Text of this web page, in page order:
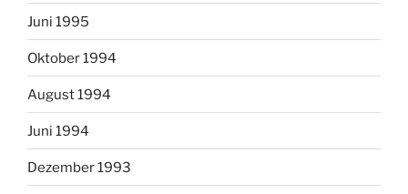
Juni 1995
Oktober 1994
August 1994
Juni 1994
Dezember 1993